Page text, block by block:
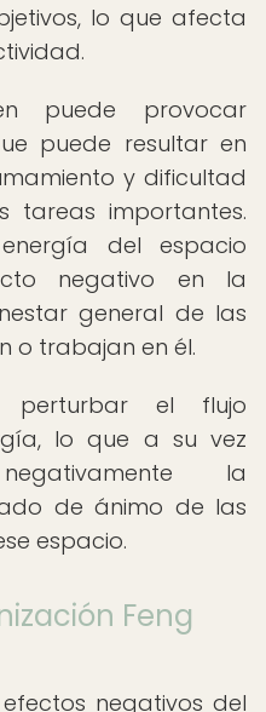
lo que afecta
puede provocar
puede resultar en
y dificultad
tareas importantes.
del espacio
negativo en la
general de las
o trabajan en él.
perturbar el flujo
lo que a su vez
la
de ánimo de las
espacio.
Feng
negativos del